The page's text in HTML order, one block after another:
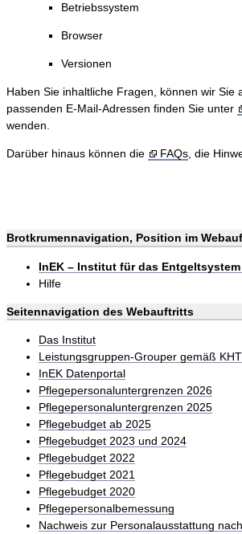
Betriebssystem
Browser
Versionen
Haben Sie inhaltliche Fragen, können wir
passenden E-Mail-Adressen finden Sie unter
wenden.
Darüber hinaus können die FAQs, die
Brotkrumennavigation, Position im
InEK – Institut für das
Hilfe
Seitennavigation des Webauftritts
Das Institut
Leistungsgruppen-Grouper gemäß
InEK Datenportal
Pflegepersonaluntergrenzen 2026
Pflegepersonaluntergrenzen 2025
Pflegebudget ab 2025
Pflegebudget 2023 und 2024
Pflegebudget 2022
Pflegebudget 2021
Pflegebudget 2020
Pflegepersonalbemessung
Nachweis zur Personalausstattung